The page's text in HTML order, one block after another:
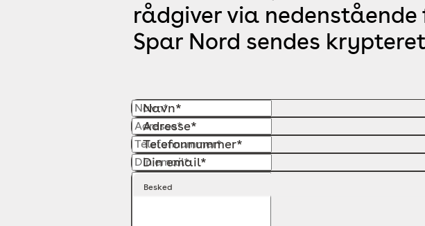
rådgiver via
Spar Nord sendes
Navn*
Adresse*
Telefonnummer*
Din email*
Besked